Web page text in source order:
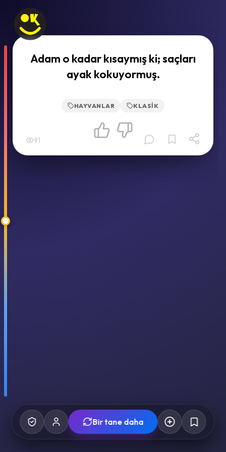
Adam o kadar kısaymış ki; saçları
ayak kokuyormuş.
HAYVANLAR KLASIK
91
Bir tane daha